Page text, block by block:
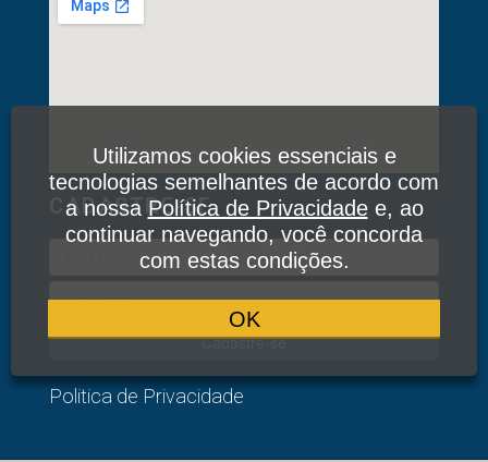
CADASTRE-SE
Cadastre-se
Politica de Privacidade
Utilizamos cookies essenciais e
tecnologias semelhantes de acordo com
a nossaPolítica de Privacidadee, ao
continuar navegando, você concorda
com estas condições.
OK